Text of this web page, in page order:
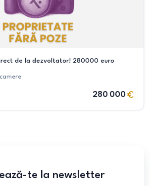
de la dezvoltator! 280000 euro
camere
280 000
te la newsletter